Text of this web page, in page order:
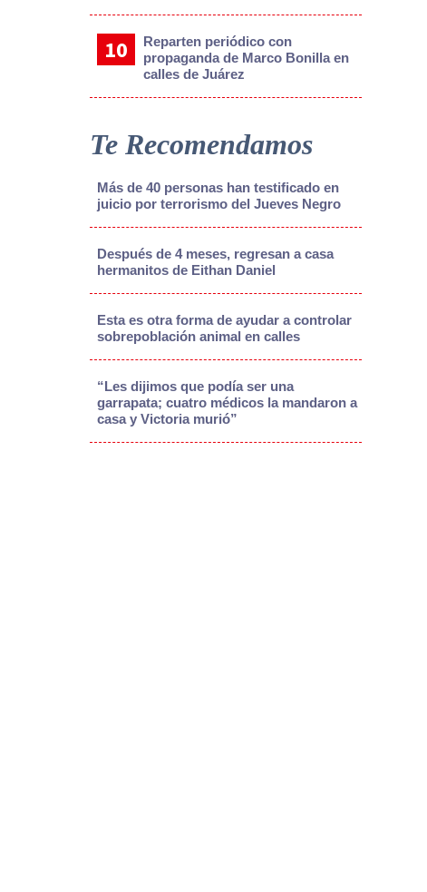
Reparten periódico con
propaganda de Marco Bonilla en
calles de Juárez
Te Recomendamos
Más de 40 personas han testificado en
juicio por terrorismo del Jueves Negro
Después de 4 meses, regresan a casa
hermanitos de Eithan Daniel
Esta es otra forma de ayudar a controlar
sobrepoblación animal en calles
“Les dijimos que podía ser una
garrapata; cuatro médicos la mandaron a
casa y Victoria murió”